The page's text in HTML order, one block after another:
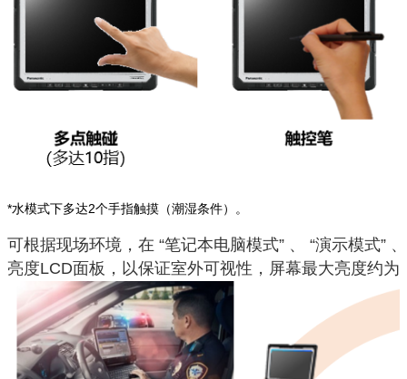
*水模式下多达2个手指触摸（潮湿条件）。
可根据现场环境，在 “笔记本电脑模式” 、 “演示模式”
亮度LCD面板，以保证室外可视性，屏幕最大亮度约